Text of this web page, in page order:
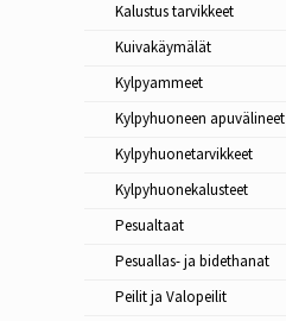
Kalustus tarvikkeet
Kuivakäymälät
Kylpyammeet
Kylpyhuoneen apuvälineet
Kylpyhuonetarvikkeet
Kylpyhuonekalusteet
Pesualtaat
Pesuallas- ja bidethanat
Peilit ja Valopeilit